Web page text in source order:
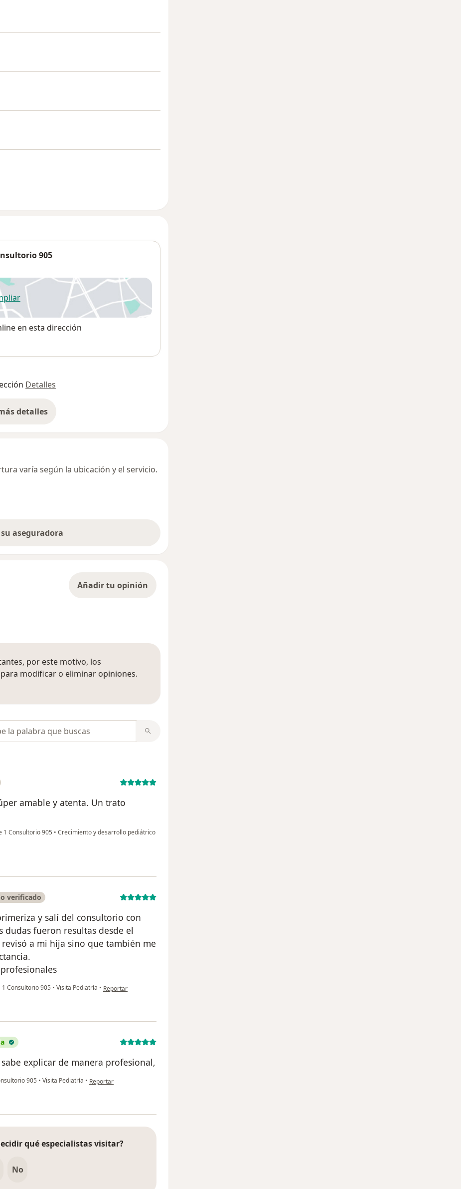
905
se abre en una nueva pestaña
en esta dirección
Detalles
detalles
sobre la dirección
varía según la ubicación y el servicio.
aseguradora
Añadir tu opinión
por este motivo, los
modificar o eliminar opiniones.
opiniones
amable y atenta. Un trato
1 Consultorio 905 • Crecimiento y desarrollo pediátrico
verificado
y salí del consultorio con
fueron resultas desde el
a mi hija sino que también me
Consultorio 905 • Visita Pediatría • en opinión del usuario Luisa Sanchez
Reportar
explicar de manera profesional,
905 • Visita Pediatría • en opinión del usuario Christian Gutierrez
Reportar
qué especialistas visitar?
No